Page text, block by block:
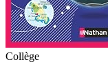
Collège